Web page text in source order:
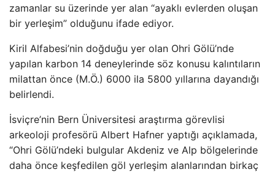
zamanlar su üzerinde yer alan “ayaklı evlerden oluşan
bir yerleşim” olduğunu ifade ediyor.
Kiril Alfabesi’nin doğduğu yer olan Ohri Gölü’nde
yapılan karbon 14 deneylerinde söz konusu kalıntıların
milattan önce (M.Ö.) 6000 ila 5800 yıllarına dayandığı
belirlendi.
İsviçre’nin Bern Üniversitesi araştırma görevlisi
arkeoloji profesörü Albert Hafner yaptığı açıklamada,
“Ohri Gölü’ndeki bulgular Akdeniz ve Alp bölgelerinde
daha önce keşfedilen göl yerleşim alanlarından birkaç